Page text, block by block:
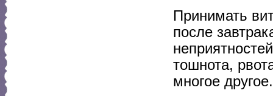
Принимать
после
тошнота,
многое другое.